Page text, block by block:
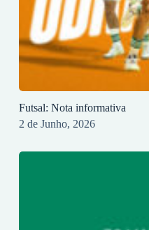
Futsal: Nota informativa
2 de Junho, 2026